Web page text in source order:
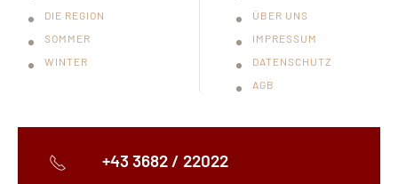
DIE REGION
SOMMER
WINTER
ÜBER UNS
IMPRESSUM
DATENSCHUTZ
AGB
+43 3682 / 22022